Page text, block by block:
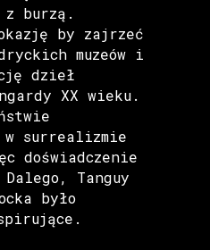
z burzą.
okazję by zajrzeć
muzeów i
dzieł
XX wieku.
w surrealizmie
doświadczenie
Tanguy
było